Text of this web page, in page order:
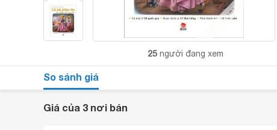
25 người đang xem
So sánh giá
Giá của 3 nơi bán